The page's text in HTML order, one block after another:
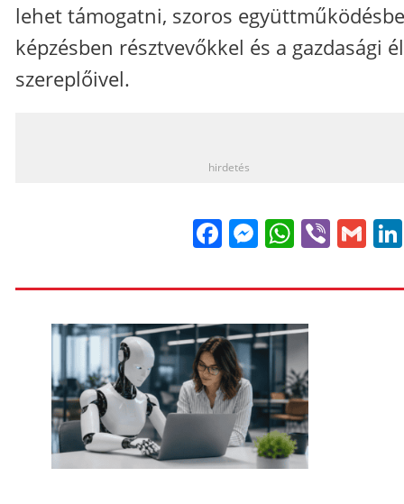
lehet támogatni, szoros
képzésben résztvevőkkel és a gazdasági
szereplőivel.
hirdetés
FacebookViber